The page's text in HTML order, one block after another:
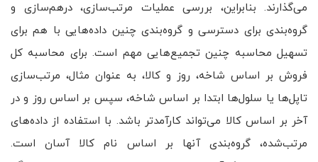
می‌گذارند. بنابراین، بررسی عملیات مرتب‌سازی، درهم‌سازی و
گروه‌بندی برای دسترسی و گروه‌بندی چنین داده‌هایی با هم برای
تسهیل محاسبه چنین تجمیع‌هایی مهم است. برای محاسبه کل
فروش بر اساس شاخه، روز و کالا، به عنوان مثال، مرتب‌سازی
تاپل‌ها یا سلول‌ها ابتدا بر اساس شاخه، سپس بر اساس روز و در
آخر بر اساس کالا می‌تواند کارآمدتر باشد. با استفاده از داده‌های
مرتب‌شده، گروه‌بندی آنها بر اساس نام کالا آسان است.